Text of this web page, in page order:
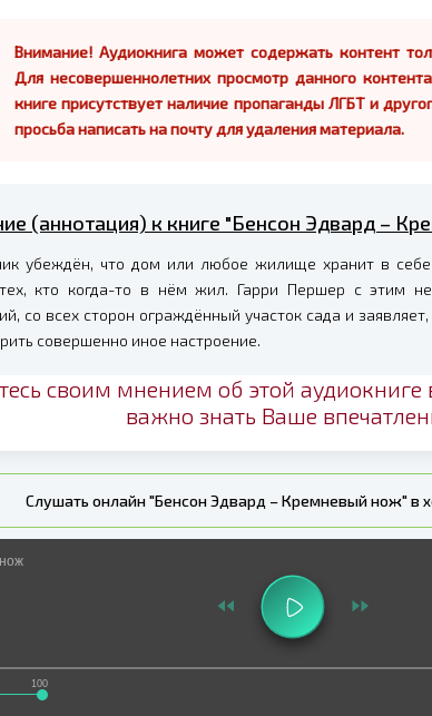
Внимание! Аудиокнига может содержать контент
Для несовершеннолетних просмотр данного
книге присутствует наличие пропаганды ЛГБТ и
просьба написать на почту для удаления материала.
(аннотация) к книге "Бенсон Эдвард –
убеждён, что дом или любое жилище хранит в
кто когда-то в нём жил. Гарри Першер с этим
со всех сторон ограждённый участок сада и
совершенно иное настроение.
своим мнением об этой
важно знать Ваше
Слушать онлайн "Бенсон Эдвард – Кремневый нож" в
100